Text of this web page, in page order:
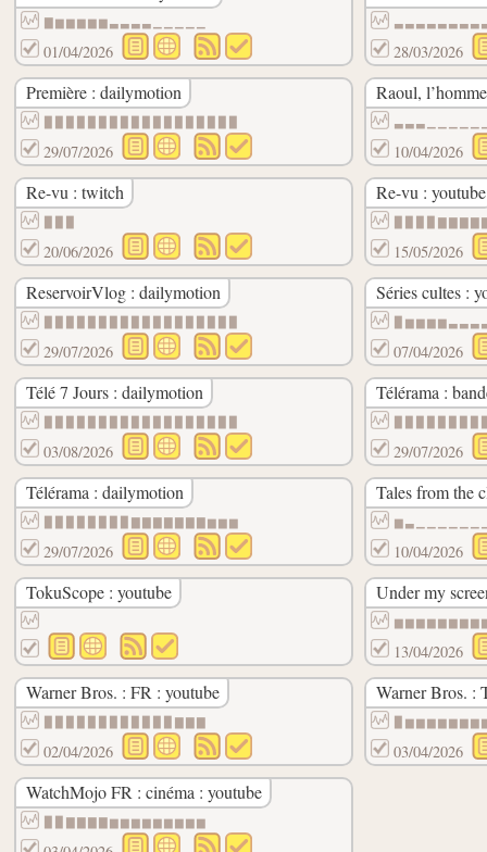
▇▆▆▆▆▆▃▃▃▃▁▁▁▁▁
01/04/2026 28/03/2026
Première : dailymotion
29/07/2026
Raoul,
10/04/2026
Re-vu : twitch
20/06/2026
Re-vu : youtube
15/05/2026
ReservoirVlog : dailymotion
29/07/2026
Séries cultes :
07/04/2026
Télé 7 Jours : dailymotion
03/08/2026
Télérama :
29/07/2026
Télérama : dailymotion
▉▉▉▉▉▉▉▉▇▇▇▇▇▇▇▆▆▆
29/07/2026
Tales from the
10/04/2026
TokuScope : youtube Under my
13/04/2026
Warner Bros. : FR : youtube
▉▉▉▉▉▉▉▉▉▉▉▉▇▇▇
02/04/2026
Warner Bros. :
03/04/2026
WatchMojo FR : cinéma : youtube
▉▉▇▇▇▇▆▆▆▆▆▆▆▆▆